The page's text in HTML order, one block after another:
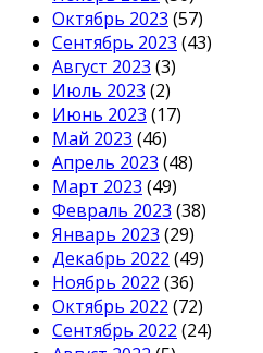
Октябрь 2023 (57)
Сентябрь 2023 (43)
Август 2023 (3)
Июль 2023 (2)
Июнь 2023 (17)
Май 2023 (46)
Апрель 2023 (48)
Март 2023 (49)
Февраль 2023 (38)
Январь 2023 (29)
Декабрь 2022 (49)
Ноябрь 2022 (36)
Октябрь 2022 (72)
Сентябрь 2022 (24)